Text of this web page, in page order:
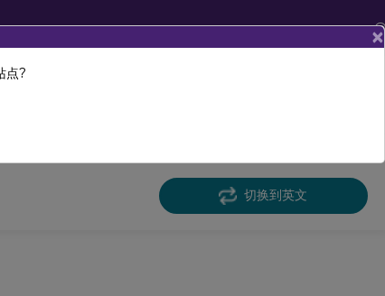
切换到英文
×
点?